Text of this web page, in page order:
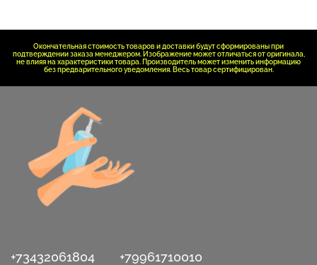
Окончательная стоимость товаров и доставки будут сформированы при
подтверждении заказа менеджером. Изображение может отличаться от оригинала,
не влияя на характеристики товара. Производитель может изменить информацию
без предварительного уведомления. Весь товар сертифицирован.
+73432061804 +79961710010